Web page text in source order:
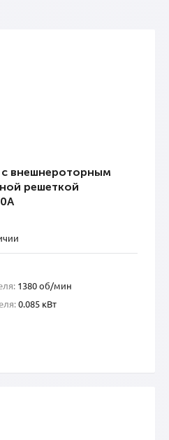
внешнероторным
решеткой
1380 об/мин
0.085 кВт